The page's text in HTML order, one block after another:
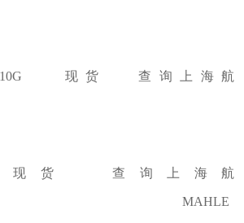
10G 现货 查询上海航
现货 查询上海航